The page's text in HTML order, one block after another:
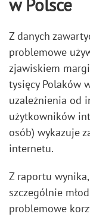
w Polsce
Z danych
problemowe
zjawiskiem
tysięcy Polaków
uzależnienia od
użytkowników
osób) wykazuje
internetu.
Z raportu
szczególnie
problemowe